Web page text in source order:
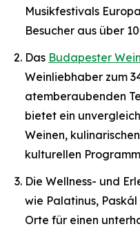
Musikfestivals
Besucher aus über
Das Budapester
Weinliebhaber zum
atemberaubenden
bietet ein
Weinen,
kulturellen
Die Wellness- und
wie Palatinus,
Orte für einen